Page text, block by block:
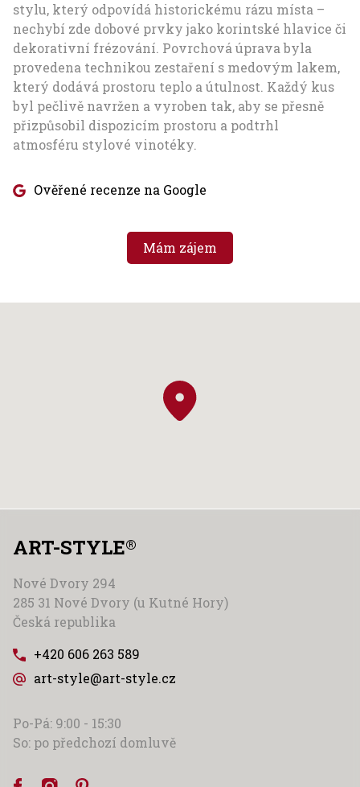
stylu, který odpovídá historickému rázu místa –
nechybí zde dobové prvky jako korintské hlavice či
dekorativní frézování. Povrchová úprava byla
provedena technikou zestaření s medovým lakem,
který dodává prostoru teplo a útulnost. Každý kus
byl pečlivě navržen a vyroben tak, aby se přesně
přizpůsobil dispozicím prostoru a podtrhl
atmosféru stylové vinotéky.
Ověřené recenze na Google
Mám zájem
ART-STYLE®
Nové Dvory 294
285 31 Nové Dvory (u Kutné Hory)
Česká republika
+420 606 263 589
art-style@art-style.cz
Po-Pá: 9:00 - 15:30
So: po předchozí domluvě